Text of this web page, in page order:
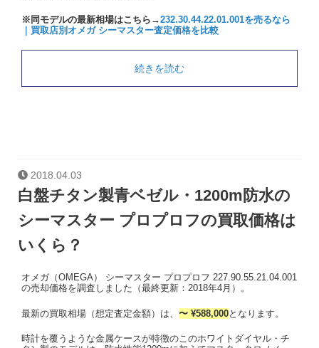
※同モデルの最新相場はこちら→232.30.44.22.01.001を売るなら
｜買取店別オメガ シーマスター査定価格を比較
続きを読む
2018.04.03
白盤チタン製青ベゼル・1200m防水の
シーマスター プロプロフの買取価格は
いくら？
オメガ（OMEGA） シーマスター プロプロフ 227.90.55.21.04.001
の売却価格を調査しました（最終更新：2018年4月）。
最新の買取相場（想定査定金額）は、 〜 ¥588,000となります。
時計を覆うような金属ケースが特徴のこのホワイトダイヤル・チ